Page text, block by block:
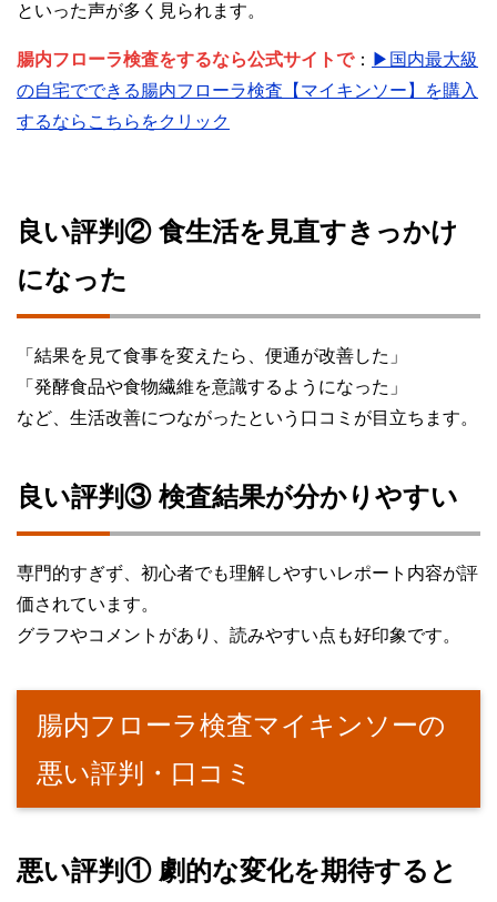
といった声が多く見られます。
腸内フローラ検査をするなら公式サイトで： ▶国内最大級
の自宅でできる腸内フローラ検査【マイキンソー】を購入
するならこちらをクリック
良い評判② 食生活を見直すきっかけ
になった
「結果を見て食事を変えたら、便通が改善した」
「発酵食品や食物繊維を意識するようになった」
など、生活改善につながったという口コミが目立ちます。
良い評判③ 検査結果が分かりやすい
専門的すぎず、初心者でも理解しやすいレポート内容が評
価されています。
グラフやコメントがあり、読みやすい点も好印象です。
腸内フローラ検査マイキンソーの
悪い評判・口コミ
悪い評判① 劇的な変化を期待すると